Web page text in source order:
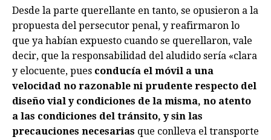
Desde la parte querellante en tanto, se opusieron a la
propuesta del persecutor penal, y reafirmaron lo
que ya habían expuesto cuando se querellaron, vale
decir, que la responsabilidad del aludido sería «clara
y elocuente, pues conducía el móvil a una
velocidad no razonable ni prudente respecto del
diseño vial y condiciones de la misma, no atento
a las condiciones del tránsito, y sin las
precauciones necesarias que conlleva el transporte